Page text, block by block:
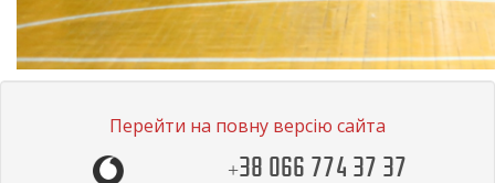
Перейти на повну версію сайта
+38 066 774 37 37